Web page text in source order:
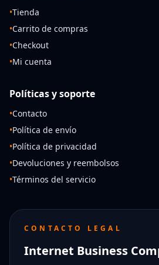
•Tienda
•Carrito de compras
•Checkout
•Mi cuenta
Políticas y soporte
•Contacto
•Política de envío
•Política de privacidad
•Devoluciones y reembolsos
•Términos del servicio
CONTACTO LEGAL
Internet Business